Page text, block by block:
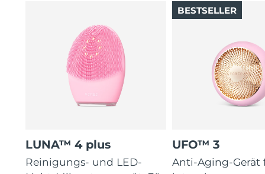
LUNA™ 4 plus
Reinigungs- und LED-
UFO™ 3
Anti-Aging-Gerät
BESTSELLER